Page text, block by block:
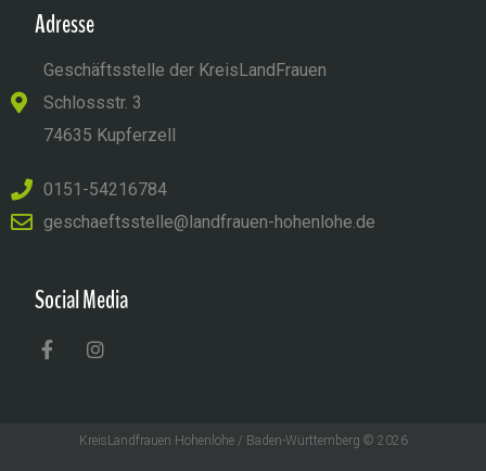
Adresse
Geschäftsstelle der KreisLandFrauen
Schlossstr. 3
74635 Kupferzell
0151-54216784
geschaeftsstelle@landfrauen-hohenlohe.de
Social Media
KreisLandfrauen Hohenlohe / Baden-Württemberg © 2026